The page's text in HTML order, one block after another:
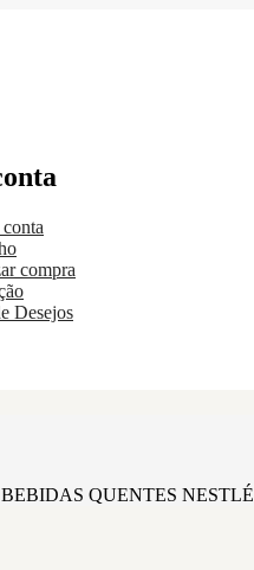
compra
Desejos
QUENTES NESTLÉ